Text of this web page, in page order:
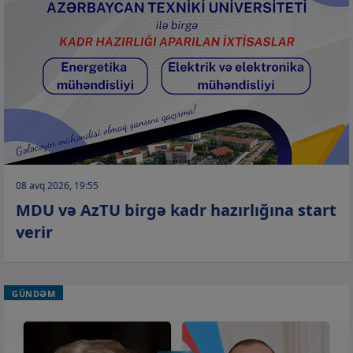
08 avq 2026, 19:55
MDU və AzTU birgə kadr hazırlığına start
verir
GÜNDƏM